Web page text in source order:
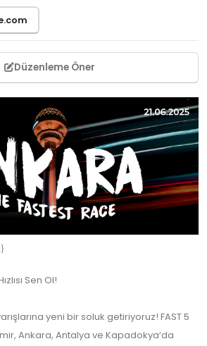
Düzenleme Öner
Sen Ol!
yeni bir soluk getiriyoruz! FAST 5
Ankara, Antalya ve Kapadokya’da